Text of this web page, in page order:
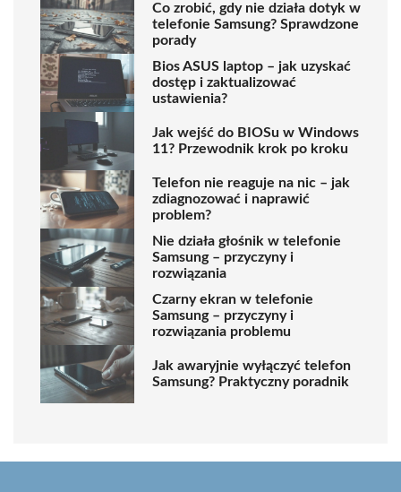
Co zrobić, gdy nie działa dotyk w
telefonie Samsung? Sprawdzone
porady
Bios ASUS laptop – jak uzyskać
dostęp i zaktualizować
ustawienia?
Jak wejść do BIOSu w Windows
11? Przewodnik krok po kroku
Telefon nie reaguje na nic – jak
zdiagnozować i naprawić
problem?
Nie działa głośnik w telefonie
Samsung – przyczyny i
rozwiązania
Czarny ekran w telefonie
Samsung – przyczyny i
rozwiązania problemu
Jak awaryjnie wyłączyć telefon
Samsung? Praktyczny poradnik